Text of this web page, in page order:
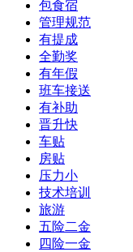
包食宿
管理规范
有提成
全勤奖
有年假
班车接送
有补助
晋升快
车贴
房贴
压力小
技术培训
旅游
五险二金
四险一金